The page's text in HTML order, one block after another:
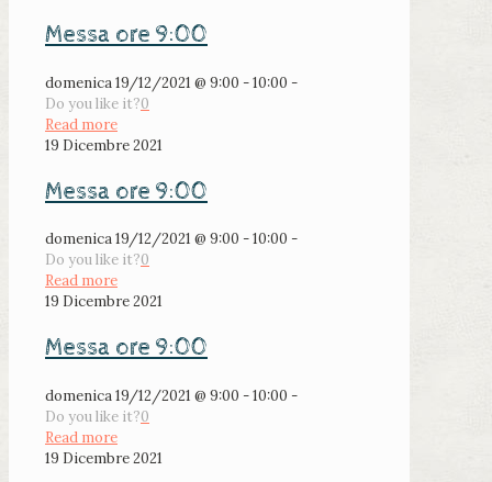
Messa ore 9:00
domenica 19/12/2021 @ 9:00 - 10:00 -
Do you like it?0
Read more
19 Dicembre 2021
Messa ore 9:00
domenica 19/12/2021 @ 9:00 - 10:00 -
Do you like it?0
Read more
19 Dicembre 2021
Messa ore 9:00
domenica 19/12/2021 @ 9:00 - 10:00 -
Do you like it?0
Read more
19 Dicembre 2021